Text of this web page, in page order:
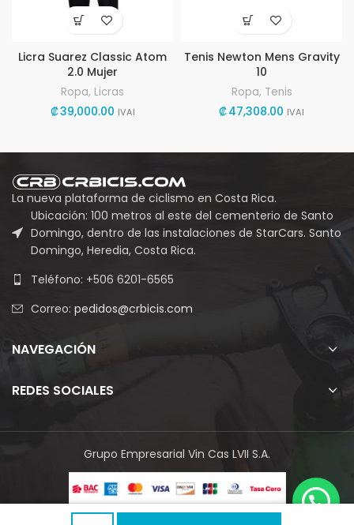
Licra Suarez Classic Atom
2.0 Mujer
Ropa, Licras
₡39,000.00 IVAI
Tenis Newton Mens Gravity
10
Ropa, Tenis
₡47,308.00 IVAI
La nueva plataforma de ciclismo en Costa Rica.
Ubicación: 100 metros al este del cementerio de Santo
Domingo, dentro de las instalaciones de StarCars. Santo
Domingo, Heredia, Costa Rica.
Teléfono: +506 6201-6565
Correo: pedidos@crbicis.com
NAVEGACIÓN
REDES SOCIALES
Grupo Empresarial Vin Cas LVII S.A.